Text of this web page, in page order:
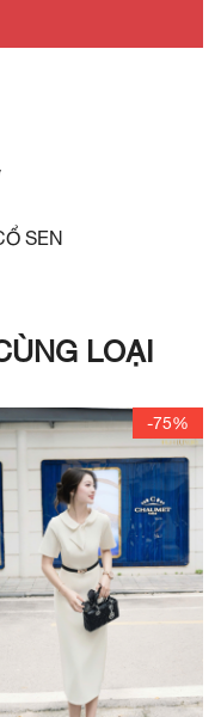
SEN
LOẠI
-75%